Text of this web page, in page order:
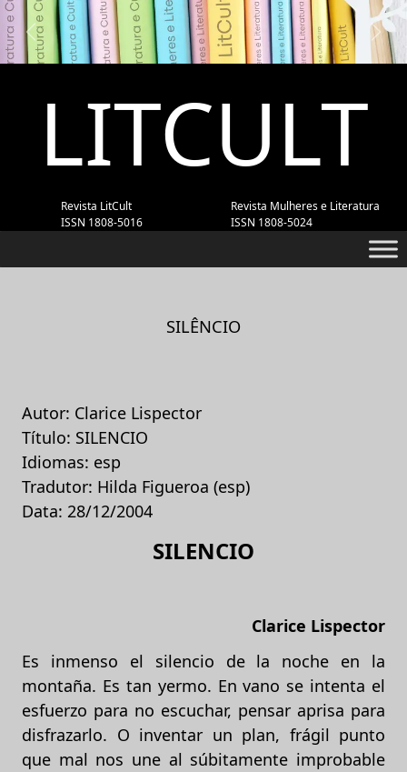
Previous Next
LITCULT
Revista LitCult
ISSN 1808-5016
Revista Mulheres e Literatura
ISSN 1808-5024
SILÊNCIO
Autor: Clarice Lispector
Título: SILENCIO
Idiomas: esp
Tradutor: Hilda Figueroa (esp)
Data: 28/12/2004
SILENCIO
Clarice Lispector
Es inmenso el silencio de la noche en la
montaña. Es tan yermo. En vano se intenta el
esfuerzo para no escuchar, pensar aprisa para
disfrazarlo. O inventar un plan, frágil punto
que mal nos une al súbitamente improbable